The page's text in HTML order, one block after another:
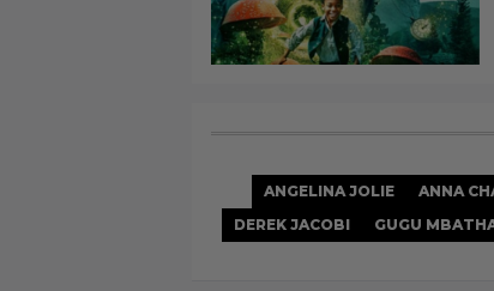
ANGELINA JOLIE ANNA
DEREK JACOBI
GUGU